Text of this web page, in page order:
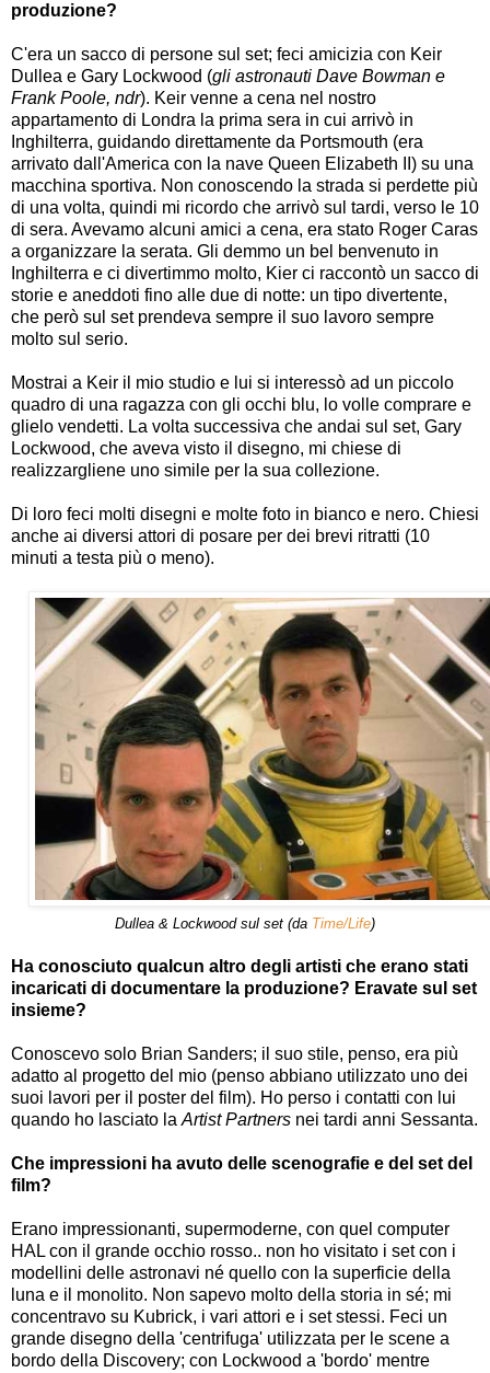
produzione?
C'era un sacco di persone sul set; feci amicizia con Keir
Dullea e Gary Lockwood (gli astronauti Dave Bowman e
Frank Poole, ndr). Keir venne a cena nel nostro
appartamento di Londra la prima sera in cui arrivò in
Inghilterra, guidando direttamente da Portsmouth (era
arrivato dall'America con la nave Queen Elizabeth II) su una
macchina sportiva. Non conoscendo la strada si perdette più
di una volta, quindi mi ricordo che arrivò sul tardi, verso le 10
di sera. Avevamo alcuni amici a cena, era stato Roger Caras
a organizzare la serata. Gli demmo un bel benvenuto in
Inghilterra e ci divertimmo molto, Kier ci raccontò un sacco di
storie e aneddoti fino alle due di notte: un tipo divertente,
che però sul set prendeva sempre il suo lavoro sempre
molto sul serio.
Mostrai a Keir il mio studio e lui si interessò ad un piccolo
quadro di una ragazza con gli occhi blu, lo volle comprare e
glielo vendetti. La volta successiva che andai sul set, Gary
Lockwood, che aveva visto il disegno, mi chiese di
realizzargliene uno simile per la sua collezione.
Di loro feci molti disegni e molte foto in bianco e nero. Chiesi
anche ai diversi attori di posare per dei brevi ritratti (10
minuti a testa più o meno).
Dullea & Lockwood sul set (da Time/Life)
Ha conosciuto qualcun altro degli artisti che erano stati
incaricati di documentare la produzione? Eravate sul set
insieme?
Conoscevo solo Brian Sanders; il suo stile, penso, era più
adatto al progetto del mio (penso abbiano utilizzato uno dei
suoi lavori per il poster del film). Ho perso i contatti con lui
quando ho lasciato la Artist Partners nei tardi anni Sessanta.
Che impressioni ha avuto delle scenografie e del set del
film?
Erano impressionanti, supermoderne, con quel computer
HAL con il grande occhio rosso.. non ho visitato i set con i
modellini delle astronavi né quello con la superficie della
luna e il monolito. Non sapevo molto della storia in sé; mi
concentravo su Kubrick, i vari attori e i set stessi. Feci un
grande disegno della 'centrifuga' utilizzata per le scene a
bordo della Discovery; con Lockwood a 'bordo' mentre